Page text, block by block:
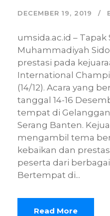
DECEMBER 19, 2019
umsida.ac.id – Tapak
Muhammadiyah
prestasi pada
International
(14/12). Acara yang
tanggal 14-16
tempat di
Serang Banten.
mengambil tema
kebaikan dan
peserta dari
Bertempat di...
Read More